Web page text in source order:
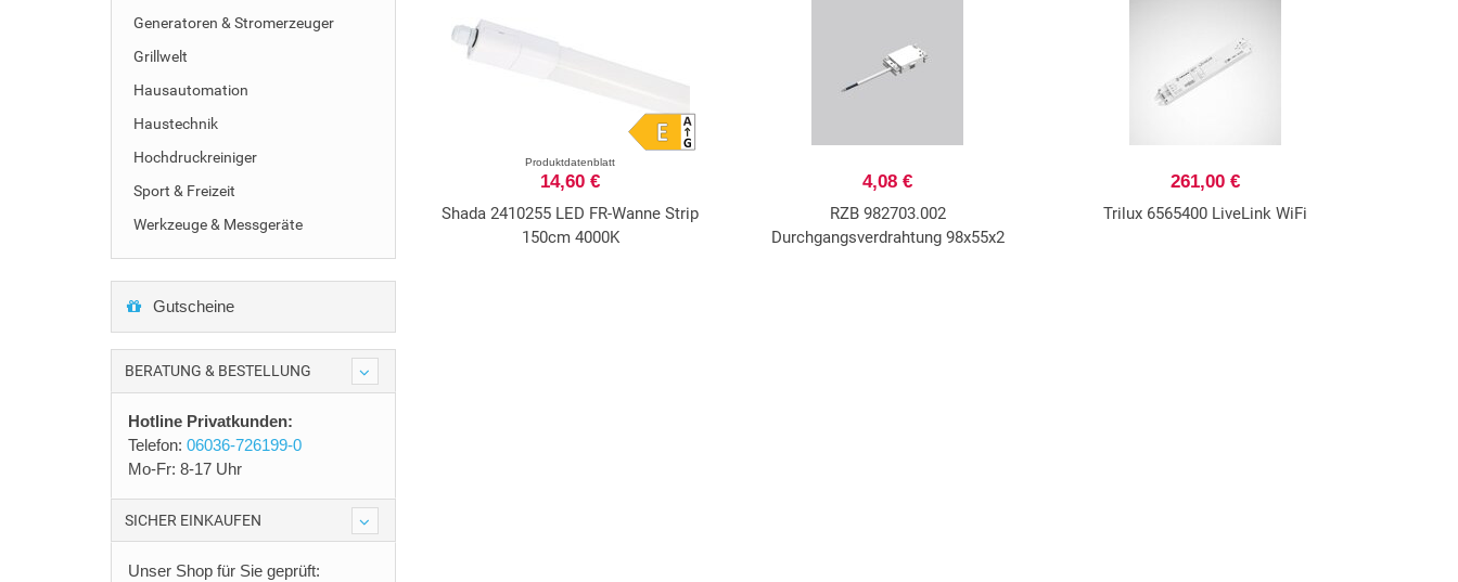
Generatoren & Stromerzeuger
Grillwelt
Hausautomation
Haustechnik
Hochdruckreiniger
Sport & Freizeit
Werkzeuge & Messgeräte
Gutscheine
BERATUNG & BESTELLUNG
Hotline Privatkunden:
Telefon: 06036-726199-0
Mo-Fr: 8-17 Uhr
SICHER EINKAUFEN
Unser Shop für Sie geprüft:
Produktdatenblatt
14,60 €
Shada 2410255 LED FR-Wanne Strip
150cm 4000K
4,08 €
RZB 982703.002
Durchgangsverdrahtung 98x55x2
261,00 €
Trilux 6565400 LiveLink WiFi